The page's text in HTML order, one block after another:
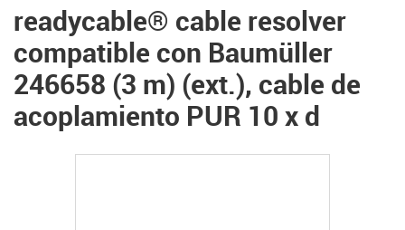
readycable® cable resolver
compatible con Baumüller
246658 (3 m) (ext.), cable de
acoplamiento PUR 10 x d